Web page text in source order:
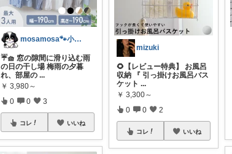
mosamosa🐾小さめバッグの日々✨
☔🧺 窓の隙間に滑り込む雨
の日の干し場 梅雨の夕暮
れ、部屋の ...
￥ 3,980～
0 0 3
コレ いいね
mizuki
🌻【レビュー特典】 お風呂
収納 『 引っ掛けお風呂バス
ケット...
￥ 3,300～
0 0 2
コレ いいね